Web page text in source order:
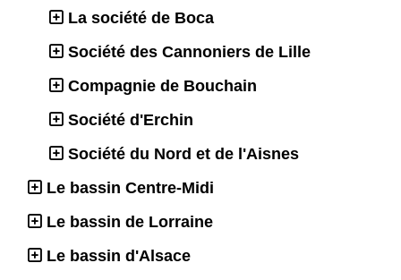
La société de Boca
Société des Cannoniers de Lille
Compagnie de Bouchain
Société d'Erchin
Société du Nord et de l'Aisnes
Le bassin Centre-Midi
Le bassin de Lorraine
Le bassin d'Alsace